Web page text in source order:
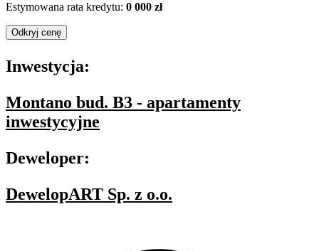
Estymowana rata kredytu: 0 000 zł
Odkryj cenę
Inwestycja:
Montano bud. B3 - apartamenty
inwestycyjne
Deweloper:
DewelopART Sp. z o.o.